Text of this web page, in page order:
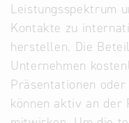
Leistungsspektrum
Kontakte zu
herstellen. Die
Unternehmen
Präsentationen
können aktiv an der